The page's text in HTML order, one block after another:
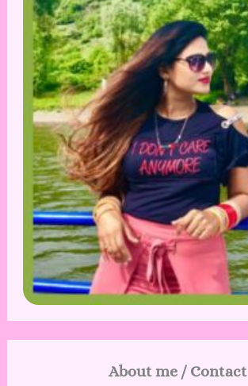
About me / Contact